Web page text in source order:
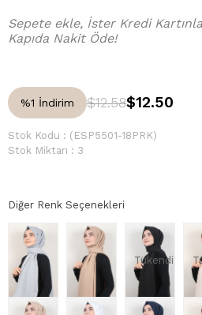
Sepete ekle, İster Kredi
Kapıda Nakit Öde!
%1 İndirim $12.58$12.50
Stok Kodu
(ESP5501-18PRK)
Stok Miktarı : 3
Diğer Renk Seçenekleri
Tükendi